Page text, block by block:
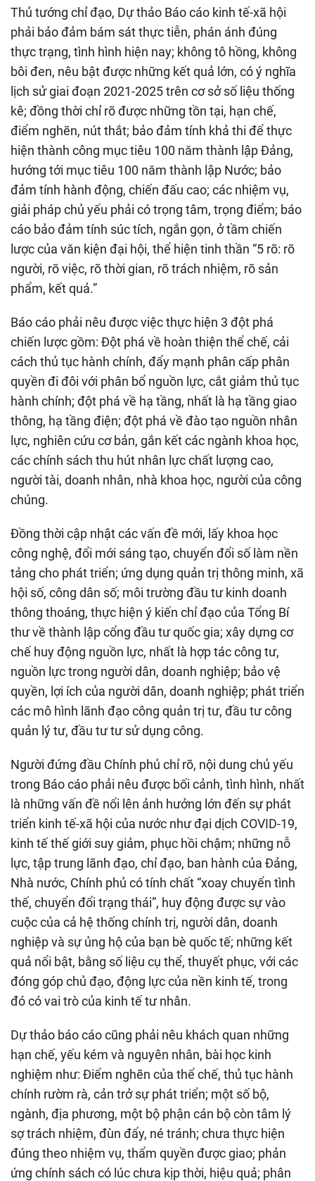
Thủ tướng chỉ đạo, Dự thảo Báo cáo kinh tế-xã hội
phải bảo đảm bám sát thực tiễn, phán ánh đúng
thực trạng, tình hình hiện nay; không tô hồng, không
bôi đen, nêu bật được những kết quả lớn, có ý nghĩa
lịch sử giai đoạn 2021-2025 trên cơ sở số liệu thống
kê; đồng thời chỉ rõ được những tồn tại, hạn chế,
điểm nghẽn, nút thắt; bảo đảm tính khả thi để thực
hiện thành công mục tiêu 100 năm thành lập Đảng,
hướng tới mục tiêu 100 năm thành lập Nước; bảo
đảm tính hành động, chiến đấu cao; các nhiệm vụ,
giải pháp chủ yếu phải có trọng tâm, trọng điểm; báo
cáo bảo đảm tính súc tích, ngắn gọn, ở tầm chiến
lược của văn kiện đại hội, thể hiện tinh thần “5 rõ: rõ
người, rõ việc, rõ thời gian, rõ trách nhiệm, rõ sản
phẩm, kết quả.”
Báo cáo phải nêu được việc thực hiện 3 đột phá
chiến lược gồm: Đột phá về hoàn thiện thể chế, cải
cách thủ tục hành chính, đẩy mạnh phân cấp phân
quyền đi đôi với phân bổ nguồn lực, cắt giảm thủ tục
hành chính; đột phá về hạ tầng, nhất là hạ tầng giao
thông, hạ tầng điện; đột phá về đào tạo nguồn nhân
lực, nghiên cứu cơ bản, gắn kết các ngành khoa học,
các chính sách thu hút nhân lực chất lượng cao,
người tài, doanh nhân, nhà khoa học, người của công
chúng.
Đồng thời cập nhật các vấn đề mới, lấy khoa học
công nghệ, đổi mới sáng tạo, chuyển đổi số làm nền
tảng cho phát triển; ứng dụng quản trị thông minh, xã
hội số, công dân số; môi trường đầu tư kinh doanh
thông thoáng, thực hiện ý kiến chỉ đạo của Tổng Bí
thư về thành lập cổng đầu tư quốc gia; xây dựng cơ
chế huy động nguồn lực, nhất là hợp tác công tư,
nguồn lực trong người dân, doanh nghiệp; bảo vệ
quyền, lợi ích của người dân, doanh nghiệp; phát triển
các mô hình lãnh đạo công quản trị tư, đầu tư công
quản lý tư, đầu tư tư sử dụng công.
Người đứng đầu Chính phủ chỉ rõ, nội dung chủ yếu
trong Báo cáo phải nêu được bối cảnh, tình hình, nhất
là những vấn đề nổi lên ảnh hưởng lớn đến sự phát
triển kinh tế-xã hội của nước như đại dịch COVID-19,
kinh tế thế giới suy giảm, phục hồi chậm; những nỗ
lực, tập trung lãnh đạo, chỉ đạo, ban hành của Đảng,
Nhà nước, Chính phủ có tính chất “xoay chuyển tình
thế, chuyển đổi trạng thái”, huy động được sự vào
cuộc của cả hệ thống chính trị, người dân, doanh
nghiệp và sự ủng hộ của bạn bè quốc tế; những kết
quả nổi bật, bằng số liệu cụ thể, thuyết phục, với các
đóng góp chủ đạo, động lực của nền kinh tế, trong
đó có vai trò của kinh tế tư nhân.
Dự thảo báo cáo cũng phải nêu khách quan những
hạn chế, yếu kém và nguyên nhân, bài học kinh
nghiệm như: Điểm nghẽn của thể chế, thủ tục hành
chính rườm rà, cản trở sự phát triển; một số bộ,
ngành, địa phương, một bộ phận cán bộ còn tâm lý
sợ trách nhiệm, đùn đẩy, né tránh; chưa thực hiện
đúng theo nhiệm vụ, thẩm quyền được giao; phản
ứng chính sách có lúc chưa kịp thời, hiệu quả; phân